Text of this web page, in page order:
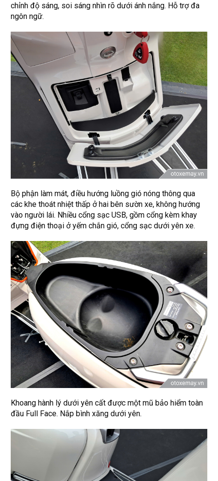
chỉnh độ sáng, soi sáng nhìn rõ dưới ánh nắng. Hỗ trợ đa
ngôn ngữ.
Bộ phận làm mát, điều hướng luồng gió nóng thông qua
các khe thoát nhiệt thấp ở hai bên sườn xe, không hướng
vào người lái. Nhiều cổng sạc USB, gồm cổng kèm khay
đựng điện thoại ở yếm chắn gió, cổng sạc dưới yên xe.
Khoang hành lý dưới yên cất được một mũ bảo hiểm toàn
đầu Full Face. Nắp bình xăng dưới yên.